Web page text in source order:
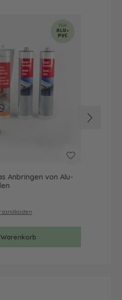
Anbringen von Alu-